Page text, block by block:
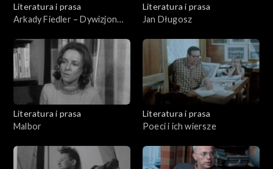
Literatura i prasa
Arkady Fiedler – Dywizjon
Literatura i prasa
Jan Długosz
Literatura i prasa
Malbor
Literatura i prasa
Poeci i ich wiersze